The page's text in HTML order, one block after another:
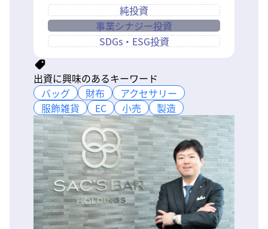
純投資
事業シナジー投資
SDGs・ESG投資
出資に興味のあるキーワード
バッグ
財布
アクセサリー
服飾雑貨
EC 小売 製造
バッグ 財布
アクセサリー
服飾雑貨
EC 小売 製造